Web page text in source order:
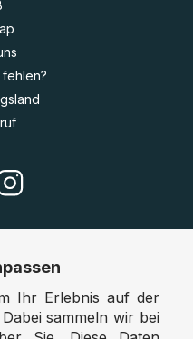
Ihr Erlebnis auf der
sammeln wir bei